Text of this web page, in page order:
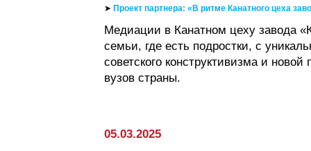
➤ Проект партнера: « В ритме Канатного цеха
Медиации в Канатном цеху завода
семьи, где есть подростки, с
советского конструктивизма и
вузов страны.
05.03.2025